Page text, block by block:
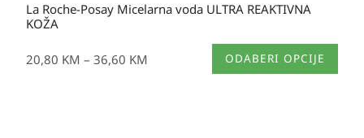
La Roche-Posay Micelarna voda ULTRA REAKTIVNA
KOŽA
20,80 KM – 36,60 KM ODABERI OPCIJE
Ovaj
proizvod